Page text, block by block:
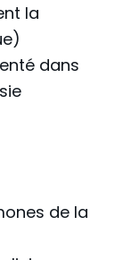
la
dans
de la